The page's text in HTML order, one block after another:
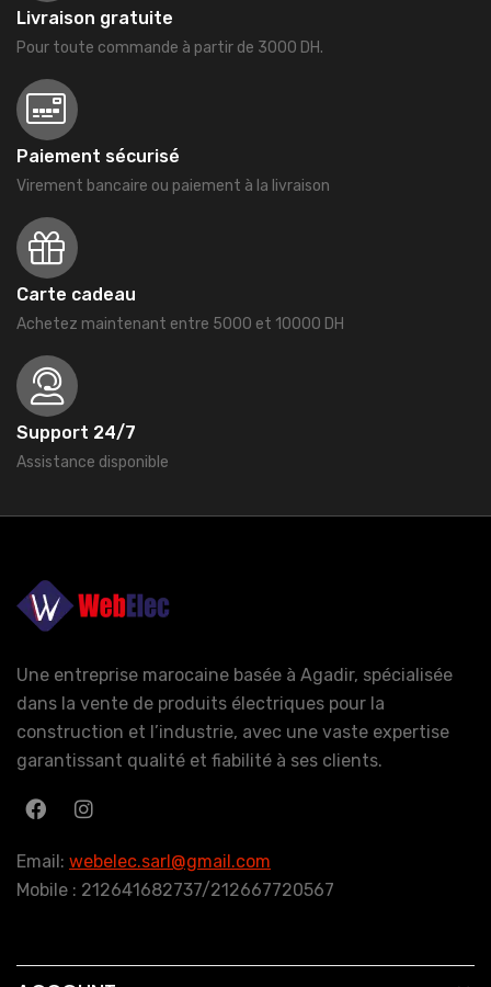
Livraison gratuite
Pour toute commande à partir de 3000 DH.
Paiement sécurisé
Virement bancaire ou paiement à la livraison
Carte cadeau
Achetez maintenant entre 5000 et 10000 DH
Support 24/7
Assistance disponible
Une entreprise marocaine basée à Agadir, spécialisée
dans la vente de produits électriques pour la
construction et l’industrie, avec une vaste expertise
garantissant qualité et fiabilité à ses clients.
Email: webelec.sarl@gmail.com
Mobile : 212641682737/212667720567